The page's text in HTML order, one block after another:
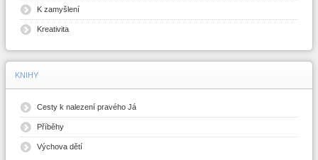
K zamyšlení
Kreativita
KNIHY
Cesty k nalezení pravého Já
Příběhy
Výchova dětí